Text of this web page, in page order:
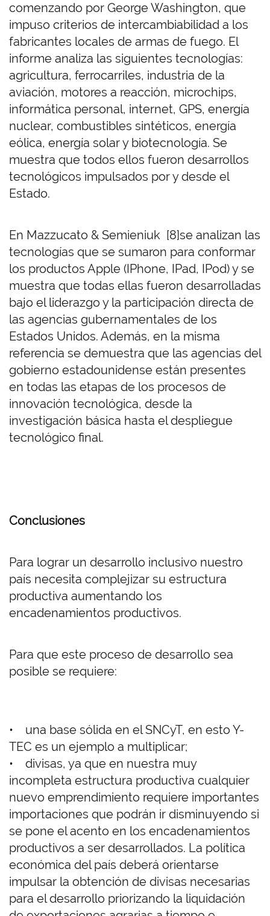
comenzando por George Washington, que
impuso criterios de intercambiabilidad a los
fabricantes locales de armas de fuego. El
informe analiza las siguientes tecnologías:
agricultura, ferrocarriles, industria de la
aviación, motores a reacción, microchips,
informática personal, internet, GPS, energía
nuclear, combustibles sintéticos, energía
eólica, energía solar y biotecnología. Se
muestra que todos ellos fueron desarrollos
tecnológicos impulsados por y desde el
Estado.
En Mazzucato & Semieniuk [8]se analizan las
tecnologías que se sumaron para conformar
los productos Apple (IPhone, IPad, IPod) y se
muestra que todas ellas fueron desarrolladas
bajo el liderazgo y la participación directa de
las agencias gubernamentales de los
Estados Unidos. Además, en la misma
referencia se demuestra que las agencias del
gobierno estadounidense están presentes
en todas las etapas de los procesos de
innovación tecnológica, desde la
investigación básica hasta el despliegue
tecnológico final.
Conclusiones
Para lograr un desarrollo inclusivo nuestro
país necesita complejizar su estructura
productiva aumentando los
encadenamientos productivos.
Para que este proceso de desarrollo sea
posible se requiere:
• una base sólida en el SNCyT, en esto Y-
TEC es un ejemplo a multiplicar;
• divisas, ya que en nuestra muy
incompleta estructura productiva cualquier
nuevo emprendimiento requiere importantes
importaciones que podrán ir disminuyendo si
se pone el acento en los encadenamientos
productivos a ser desarrollados. La política
económica del país deberá orientarse
impulsar la obtención de divisas necesarias
para el desarrollo priorizando la liquidación